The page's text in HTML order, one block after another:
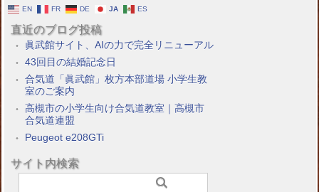
EN FR DE JA ES
直近のブログ投稿
眞武館サイト、AIの力で完全リニューアル
43回目の結婚記念日
合気道「眞武館」枚方本部道場 小学生教
室のご案内
高槻市の小学生向け合気道教室｜高槻市
合気道連盟
Peugeot e208GTi
サイト内検索